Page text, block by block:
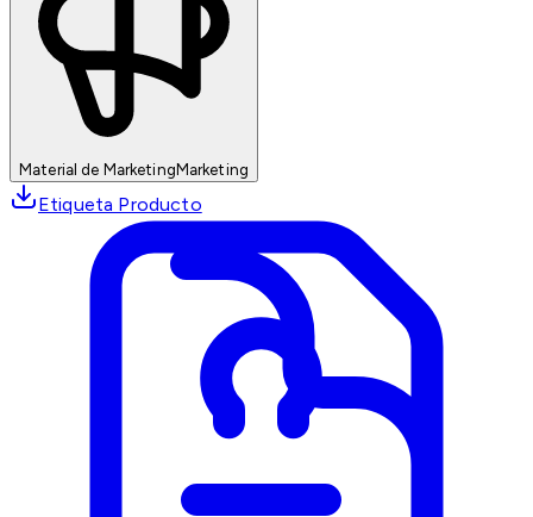
Material de MarketingMarketing
Etiqueta Producto